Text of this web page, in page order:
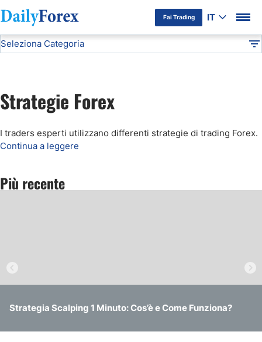
Fai Trading IT
Informativa Pubblicitaria
Seleziona Categoria
Forex Brokers
Terminologia Forex
Strategie Forex
I traders esperti utilizzano differenti strategie di trading Forex.
Continua a leggere
Più recente
Strategia Scalping 1 Minuto: Cos’è e Come Funziona?
Intelligenza Artificiale per Investire in Borsa: Il Futuro è
Ora
Cos’è il Trading Quantitativo e Come Funziona?